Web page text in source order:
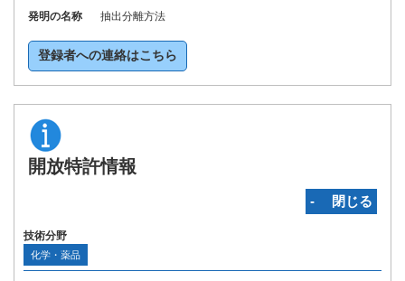
発明の名称
抽出分離方法
登録者への連絡はこちら
開放特許情報
‐ 閉じる
技術分野
化学・薬品